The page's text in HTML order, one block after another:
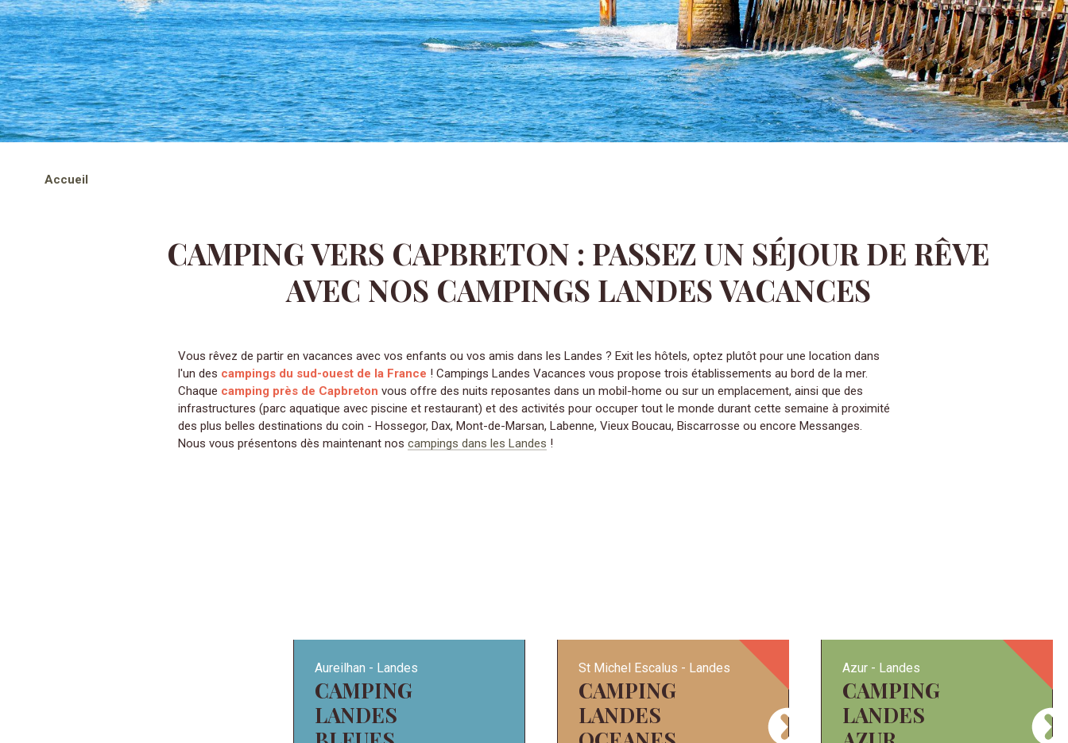
Accueil
CAMPING VERS CAPBRETON : PASSEZ UN SÉJOUR DE RÊVE
AVEC NOS CAMPINGS LANDES VACANCES
Vous rêvez de partir en vacances avec vos enfants ou vos amis dans les Landes ? Exit les hôtels, optez plutôt pour une location dans
l'un des campings du sud-ouest de la France ! Campings Landes Vacances vous propose trois établissements au bord de la mer.
Chaque camping près de Capbreton vous offre des nuits reposantes dans un mobil-home ou sur un emplacement, ainsi que des
infrastructures (parc aquatique avec piscine et restaurant) et des activités pour occuper tout le monde durant cette semaine à proximité
des plus belles destinations du coin - Hossegor, Dax, Mont-de-Marsan, Labenne, Vieux Boucau, Biscarrosse ou encore Messanges.
Nous vous présentons dès maintenant nos campings dans les Landes !
Aureilhan Landes
CAMPING
LANDES
St Michel Escalus Landes
CAMPING
LANDES
Azur Landes
CAMPING
LANDES